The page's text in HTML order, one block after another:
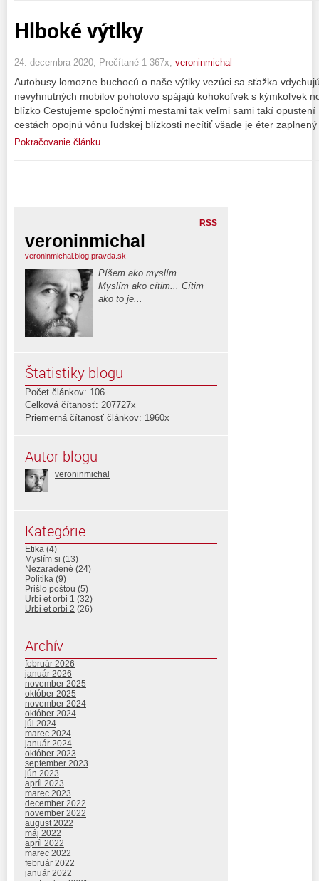
Hlboké výtlky
24. decembra 2020, Prečítané 1 367x, veroninmichal
Autobusy lomozne buchocú o naše výtlky vezúci sa sťažka
nevyhnutných mobilov pohotovo spájajú kohokoľvek s kýmkoľvek
blízko Cestujeme spoločnými mestami tak veľmi sami takí
cestách opojnú vônu ľudskej blízkosti necítiť všade je éter
Pokračovanie článku
RSS
veroninmichal
veroninmichal.blog.pravda.sk
Píšem ako myslím...
Myslím ako cítim... Cítim
ako to je...
Štatistiky blogu
Počet článkov: 106
Celková čítanosť: 207727x
Priemerná čítanosť článkov: 1960x
Autor blogu
veroninmichal
Kategórie
Etika (4)
Myslím si (13)
Nezaradené (24)
Politika (9)
Prišlo poštou (5)
Urbi et orbi 1 (32)
Urbi et orbi 2 (26)
Archív
február 2026
január 2026
november 2025
október 2025
november 2024
október 2024
júl 2024
marec 2024
január 2024
október 2023
september 2023
jún 2023
apríl 2023
marec 2023
december 2022
november 2022
august 2022
máj 2022
apríl 2022
marec 2022
február 2022
január 2022